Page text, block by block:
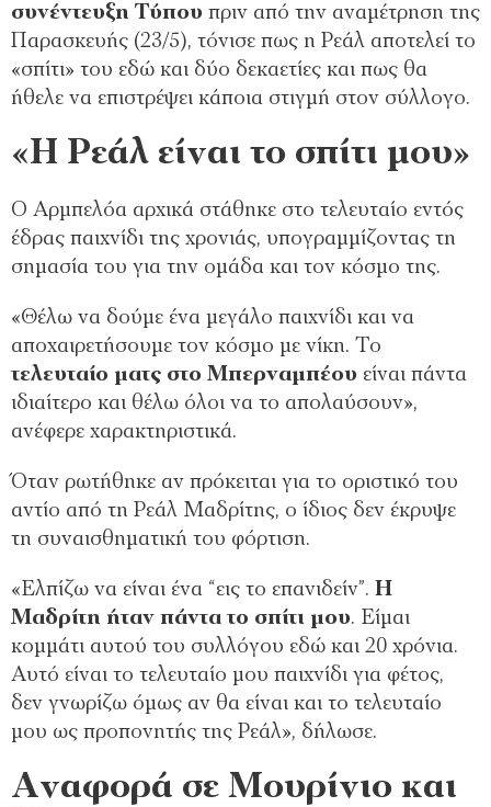
συνέντευξη Τύπου πριν από την αναμέτρηση της
Παρασκευής (23/5), τόνισε πως η Ρεάλ αποτελεί το
«σπίτι» του εδώ και δύο δεκαετίες και πως θα
ήθελε να επιστρέψει κάποια στιγμή στον σύλλογο.
«Η Ρεάλ είναι το σπίτι μου»
Ο Αρμπελόα αρχικά στάθηκε στο τελευταίο εντός
έδρας παιχνίδι της χρονιάς, υπογραμμίζοντας τη
σημασία του για την ομάδα και τον κόσμο της.
«Θέλω να δούμε ένα μεγάλο παιχνίδι και να
αποχαιρετήσουμε τον κόσμο με νίκη. Το
τελευταίο ματς στο Μπερναμπέου είναι πάντα
ιδιαίτερο και θέλω όλοι να το απολαύσουν»,
ανέφερε χαρακτηριστικά.
Όταν ρωτήθηκε αν πρόκειται για το οριστικό του
αντίο από τη Ρεάλ Μαδρίτης, ο ίδιος δεν έκρυψε
τη συναισθηματική του φόρτιση.
«Ελπίζω να είναι ένα “εις το επανιδείν”. Η
Μαδρίτη ήταν πάντα το σπίτι μου. Είμαι
κομμάτι αυτού του συλλόγου εδώ και 20 χρόνια.
Αυτό είναι το τελευταίο μου παιχνίδι για φέτος,
δεν γνωρίζω όμως αν θα είναι και το τελευταίο
μου ως προπονητής της Ρεάλ», δήλωσε.
Αναφορά σε Μουρίνιο και